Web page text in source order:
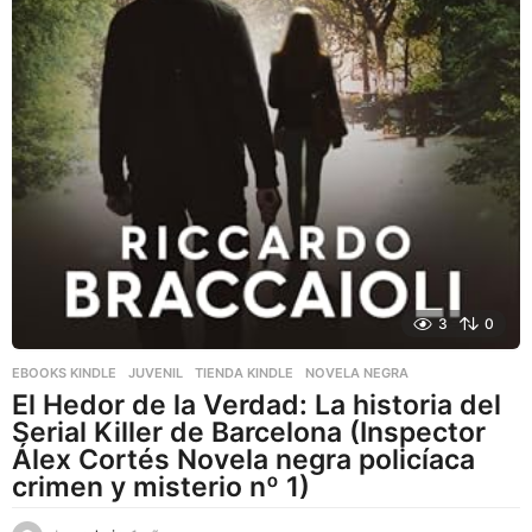
3 0
EBOOKS KINDLE ,JUVENIL ,TIENDA KINDLE NOVELA NEGRA
El Hedor de la Verdad: La historia del
Serial Killer de Barcelona (Inspector
Álex Cortés Novela negra policíaca
crimen y misterio nº 1)